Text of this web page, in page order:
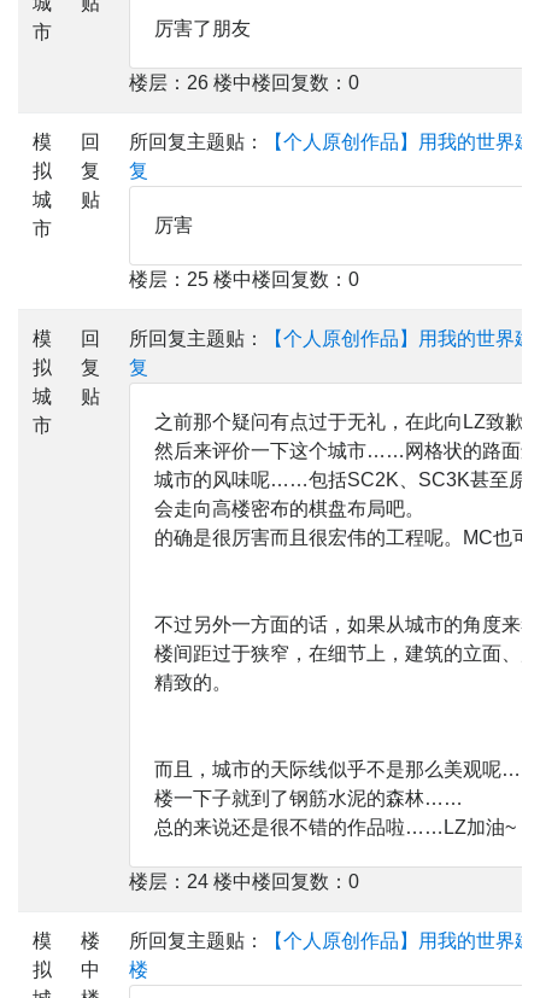
市
厉害了朋友
楼层：26 楼中楼回复数：0
模
拟
城
市
回
复
贴
所回复主题贴：
【个人原创作品】用我的世界
复
厉害
楼层：25 楼中楼回复数：0
模
拟
城
市
回
复
贴
所回复主题贴：
【个人原创作品】用我的世界
复
之前那个疑问有点过于无礼，在此向LZ致
然后来评价一下这个城市……网格状的路面
城市的风味呢……包括SC2K、SC3K甚至原
会走向高楼密布的棋盘布局吧。
的确是很厉害而且很宏伟的工程呢。MC也
不过另外一方面的话，如果从城市的角度来
楼间距过于狭窄，在细节上，建筑的立面、
精致的。
而且，城市的天际线似乎不是那么美观呢
楼一下子就到了钢筋水泥的森林……
总的来说还是很不错的作品啦……LZ加油~
楼层：24 楼中楼回复数：0
模
拟
楼
中
所回复主题贴：
【个人原创作品】用我的世界
楼